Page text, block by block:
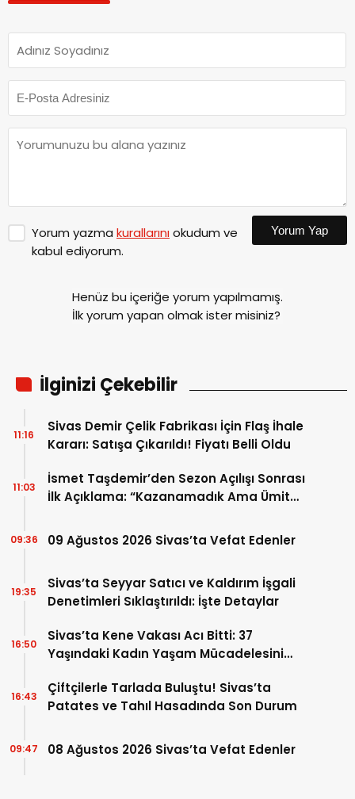
Yorum yazma kurallarınıokudum ve
kabul ediyorum.
Yorum Yap
Henüz bu içeriğe yorum yapılmamış.
İlk yorum yapan olmak ister misiniz?
İlginizi Çekebilir
Sivas Demir Çelik Fabrikası İçin Flaş İhale
Kararı: Satışa Çıkarıldı! Fiyatı Belli Oldu
11:16
İsmet Taşdemir’den Sezon Açılışı Sonrası
İlk Açıklama: “Kazanamadık Ama Ümit
11:03
09 Ağustos 2026 Sivas’ta Vefat Edenler
09:36
Sivas’ta Seyyar Satıcı ve Kaldırım İşgali
Denetimleri Sıklaştırıldı: İşte Detaylar
19:35
Sivas’ta Kene Vakası Acı Bitti: 37
Yaşındaki Kadın Yaşam Mücadelesini
16:50
Çiftçilerle Tarlada Buluştu! Sivas’ta
Patates ve Tahıl Hasadında Son Durum
16:43
08 Ağustos 2026 Sivas’ta Vefat Edenler
09:47